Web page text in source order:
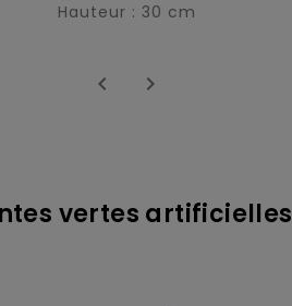
Hauteur : 30 cm
 
vertes artificielles